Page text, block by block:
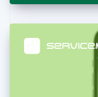
Japan
日本語English
Kanada
EnglishFrançais